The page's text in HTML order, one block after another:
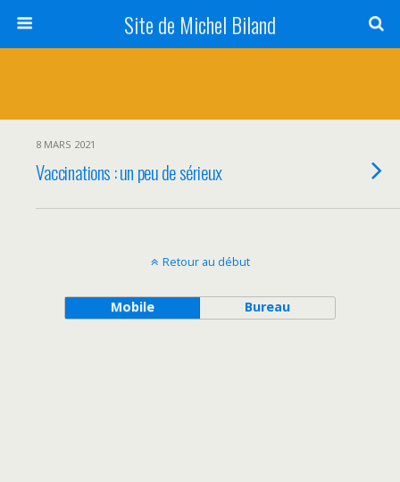
Site de Michel Biland
8 MARS 2021
Vaccinations : un peu de sérieux
Retour au début
Mobile Bureau